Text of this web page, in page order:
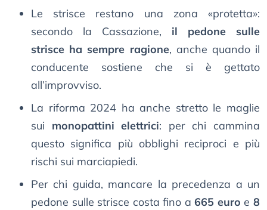
Le strisce restano una zona «protetta»:
secondo la Cassazione, il pedone sulle
strisce ha sempre ragione, anche quando il
conducente sostiene che si è gettato
all’improvviso.
La riforma 2024 ha anche stretto le maglie
sui monopattini elettrici: per chi cammina
questo significa più obblighi reciproci e più
rischi sui marciapiedi.
Per chi guida, mancare la precedenza a un
pedone sulle strisce costa fino a665 euro e8